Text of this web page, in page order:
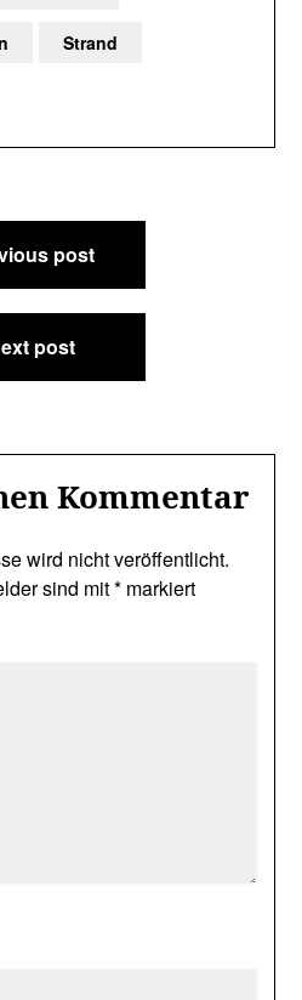
Strand
post
post
Kommentar
wird nicht veröffentlicht.
sind mit*markiert